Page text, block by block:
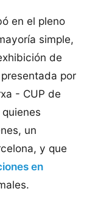
en el pleno
simple,
de
por
- CUP de
un
y que
en